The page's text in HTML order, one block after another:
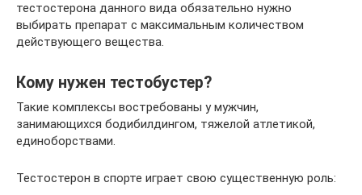
тестостерона данного вида обязательно нужно
выбирать препарат с максимальным количеством
действующего вещества.
Кому нужен тестобустер?
Такие комплексы востребованы у мужчин,
занимающихся бодибилдингом, тяжелой атлетикой,
единоборствами.
Тестостерон в спорте играет свою существенную роль: